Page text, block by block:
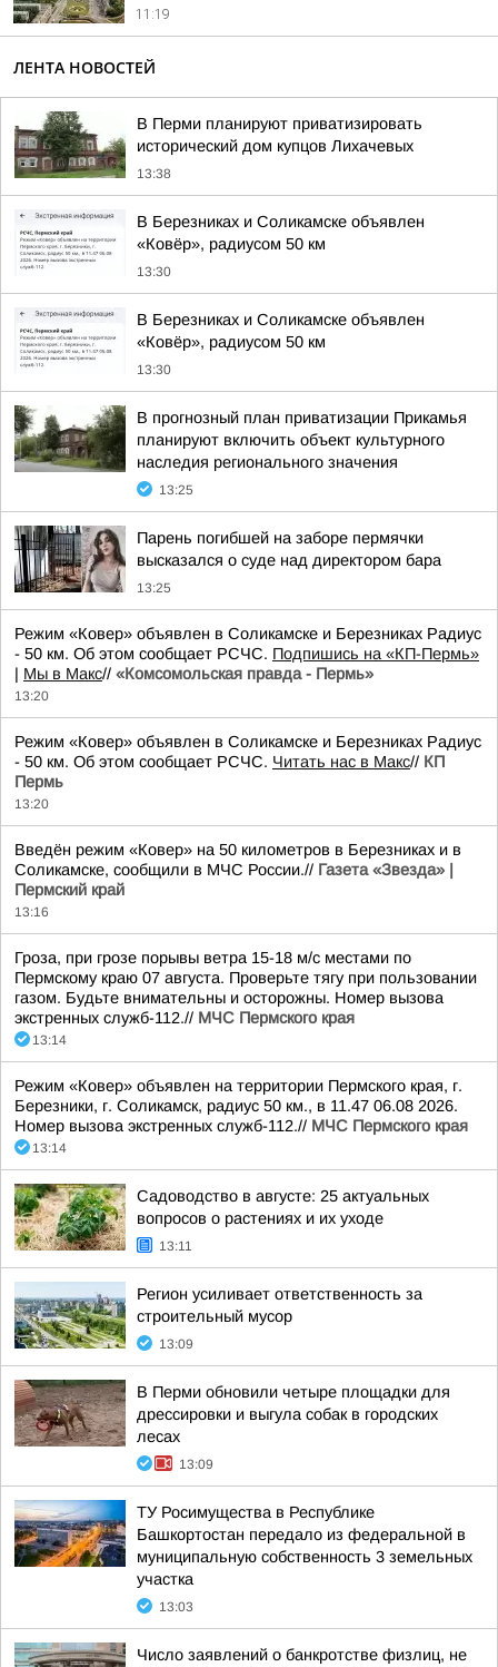
11:19
ЛЕНТА НОВОСТЕЙ
В Перми планируют приватизировать
исторический дом купцов Лихачевых
13:38
В Березниках и Соликамске объявлен
«Ковёр», радиусом 50 км
13:30
В Березниках и Соликамске объявлен
«Ковёр», радиусом 50 км
13:30
В прогнозный план приватизации Прикамья
планируют включить объект культурного
наследия регионального значения
13:25
Парень погибшей на заборе пермячки
высказался о суде над директором бара
13:25
Режим «Ковер» объявлен в Соликамске и Березниках Радиус
- 50 км. Об этом сообщает РСЧС. Подпишись на «КП-Пермь»
| Мы в Maкс// «Комсомольская правда - Пермь»
13:20
Режим «Ковер» объявлен в Соликамске и Березниках Радиус
- 50 км. Об этом сообщает РСЧС. Читать нас в Макс// КП
Пермь
13:20
Введён режим «Ковер» на 50 километров в Березниках и в
Соликамске, сообщили в МЧС России.// Газета «Звезда» |
Пермский край
13:16
Гроза, при грозе порывы ветра 15-18 м/с местами по
Пермскому краю 07 августа. Проверьте тягу при пользовании
газом. Будьте внимательны и осторожны. Номер вызова
экстренных служб-112.// МЧС Пермского края
13:14
Режим «Ковер» объявлен на территории Пермского края, г.
Березники, г. Соликамск, радиус 50 км., в 11.47 06.08 2026.
Номер вызова экстренных служб-112.// МЧС Пермского края
13:14
Садоводство в августе: 25 актуальных
вопросов о растениях и их уходе
13:11
Регион усиливает ответственность за
строительный мусор
13:09
В Перми обновили четыре площадки для
дрессировки и выгула собак в городских
лесах
13:09
ТУ Росимущества в Республике
Башкортостан передало из федеральной в
муниципальную собственность 3 земельных
участка
13:03
Число заявлений о банкротстве физлиц, не